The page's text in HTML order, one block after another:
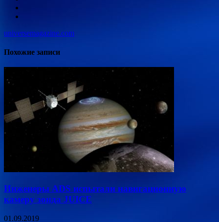
universemagazine.com
Похожие записи
Инженеры ADS испытали навигационную
камеру зонда JUICE
01.09.2019